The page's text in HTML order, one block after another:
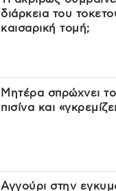
διάρκεια του
καισαρική τομή;
Μητέρα σπρώχνει
πισίνα και
Αγγούρι στην